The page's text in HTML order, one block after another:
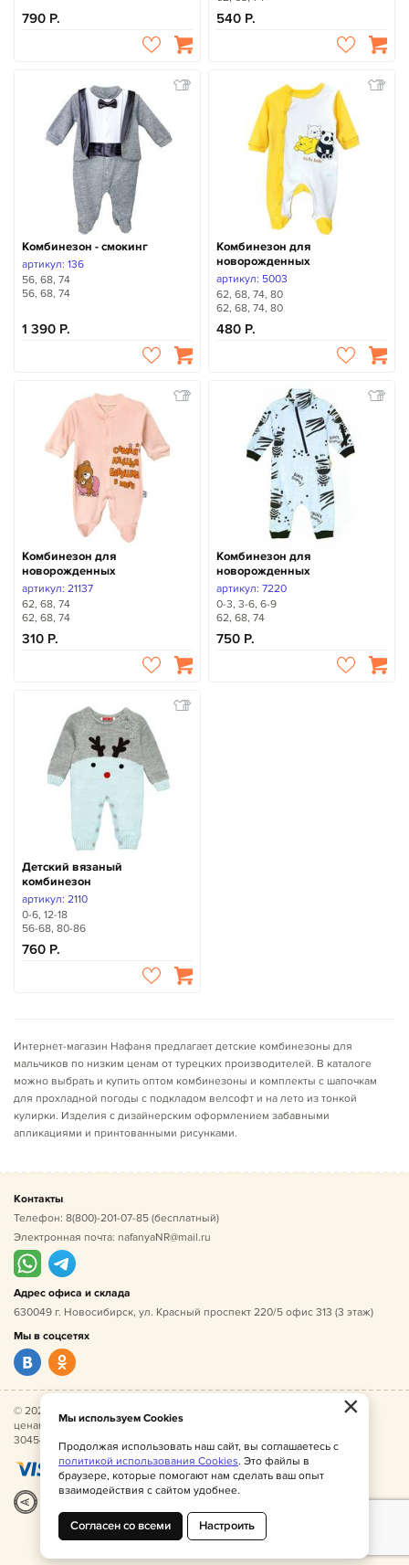
790 540
Комбинезон - смокинг
артикул: 136
56, 68, 74
56, 68, 74
1 390
Комбинезон для
новорожденных
артикул: 5003
62, 68, 74, 80
62, 68, 74, 80
480
Комбинезон для
новорожденных
артикул: 21137
62, 68, 74
62, 68, 74
310
Комбинезон для
новорожденных
артикул: 7220
0-3, 3-6, 6-9
62, 68, 74
750
Детский вязаный
комбинезон
артикул: 2110
0-6, 12-18
56-68, 80-86
760
Интернет-магазин Нафаня предлагает детские комбинезоны для
мальчиков по низким ценам от турецких производителей. В каталоге
можно выбрать и купить оптом комбинезоны и комплекты с шапочкам
для прохладной погоды с подкладом велсофт и на лето из тонкой
кулирки. Изделия с дизайнерским оформлением забавными
апликациями и принтованными рисунками.
Контакты
Телефон: 8(800)-201-07-85 (бесплатный)
Электронная почта: nafanyaNR@mail.ru
Адрес офиса и склада
630049 г. Новосибирск, ул. Красный проспект 220/5 офис 313 (3 этаж)
Мы в соцсетях
© 2026 Нафаня — оптовые поставки детской одежды по
ценам производителя. ИНН 541005493544, ОГРН
304541027500052.
×
Мы используем Cookies
Продолжая использовать наш сайт, вы соглашаетесь с
политикой использования Cookies. Это файлы в
браузере, которые помогают нам сделать ваш опыт
взаимодействия с сайтом удобнее.
Согласен со всеми Настроить